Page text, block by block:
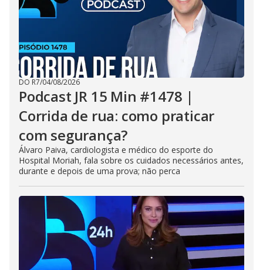
DO R7/04/08/2026
Podcast JR 15 Min #1478 |
Corrida de rua: como praticar
com segurança?
Álvaro Paiva, cardiologista e médico do esporte do
Hospital Moriah, fala sobre os cuidados necessários antes,
durante e depois de uma prova; não perca